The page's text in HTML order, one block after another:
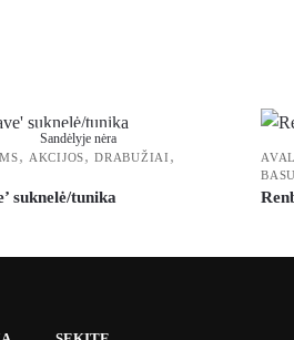
Sandėlyje nėra
, AKCIJOS,DRABUŽIAI ,
suknelė/tunika